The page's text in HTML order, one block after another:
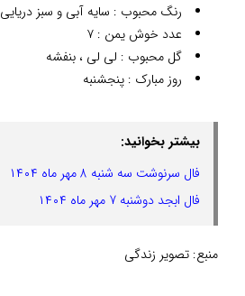
رنگ محبوب : سایه آبی و سبز دریایی
عدد خوش یمن : ۷
گل محبوب : لی لی ، بنفشه
روز مبارک : پنجشنبه
بیشتر بخوانید:
فال سرنوشت سه شنبه 8 مهر ماه ۱۴۰۴
فال ابجد دوشنبه 7 مهر ماه ۱۴۰۴
منبع: تصویر زندگی